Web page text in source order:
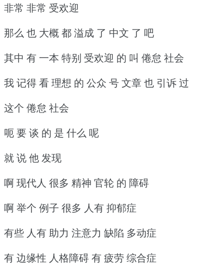
非常 非常 受欢迎
那么 也 大概 都 溢成 了 中文 了 吧
其中 有 一本 特别 受欢迎 的 叫 倦怠 社会
我 记得 看 理想 的 公众 号 文章 也 引诉 过
这个 倦怠 社会
呃 要 谈 的 是 什么 呢
就 说 他 发现
啊 现代人 很多 精神 官轮 的 障碍
啊 举个 例子 很多 人有 抑郁症
有些 人有 助力 注意力 缺陷 多动症
有 边缘性 人格障碍 有 疲劳 综合症